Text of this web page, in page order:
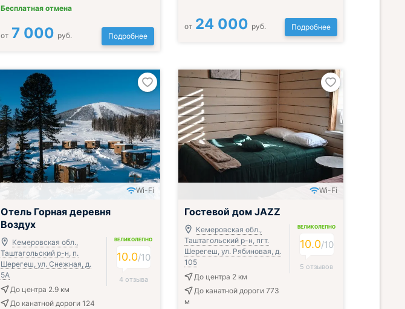
Бесплатная отмена
от 7 000 руб. Подробнее
от 24 000 руб. Подробнее
Wi-Fi
Отель Горная деревня
Воздух
Кемеровская обл.,
Таштагольский р-н, п.
Шерегеш, ул. Снежная, д.
5А
До центра 2.9 км
До канатной дороги 124
ВЕЛИКОЛЕПНО
10.0/10
4 отзыва
Wi-Fi
Гостевой дом JAZZ
Кемеровская обл.,
Таштагольский р-н, пгт.
Шерегеш, ул. Рябиновая, д.
105
До центра 2 км
До канатной дороги 773
м
ВЕЛИКОЛЕПНО
10.0/10
5 отзывов